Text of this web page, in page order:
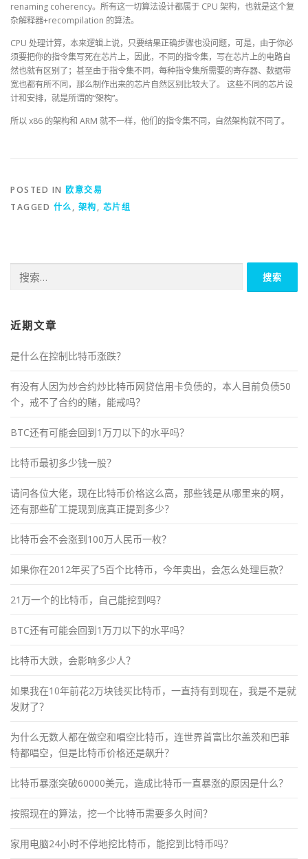
renaming coherency。所有这一切算法设计都属于 CPU 架构，也就是这个复
杂解释器+recompilation 的算法。
CPU 处理计算，本来逻辑上说，只要结果正确步骤也没问题，可是，由于你必
须要把你的指令集写死在芯片上，因此，不同的指令集，写在芯片上的电路自
然也就有区别了；甚至由于指令集不同，每种指令集所需要的寄存器、数据带
宽也都有所不同，那么制作出来的芯片自然区别比较大了。 这些不同的芯片设
计和安排，就是所谓的“架构”。
所以 x86 的架构和 ARM 就不一样，他们的指令集不同，自然架构就不同了。
POSTED IN 欧意交易
TAGGED 什么, 架构, 芯片组
索：
近期文章
是什么在控制比特币涨跌？
有没有人因为炒合约炒比特币网贷信用卡负债的，本人目前负债50
个，戒不了合约的赌，能戒吗？
BTC还有可能会回到1万刀以下的水平吗？
比特币最初多少钱一股？
请问各位大佬，现在比特币价格这么高，那些钱是从哪里来的啊，
还有那些矿工提现到底真正提到多少？
比特币会不会涨到100万人民币一枚？
如果你在2012年买了5百个比特币，今年卖出，会怎么处理巨款？
21万一个的比特币，自己能挖到吗？
BTC还有可能会回到1万刀以下的水平吗？
比特币大跌，会影响多少人？
如果我在10年前花2万块钱买比特币，一直持有到现在，我是不是就
发财了？
为什么无数人都在做空和唱空比特币，连世界首富比尔盖茨和巴菲
特都唱空，但是比特币价格还是飙升？
比特币暴涨突破60000美元，造成比特币一直暴涨的原因是什么？
按照现在的算法，挖一个比特币需要多久时间？
家用电脑24小时不停地挖比特币，能挖到比特币吗？